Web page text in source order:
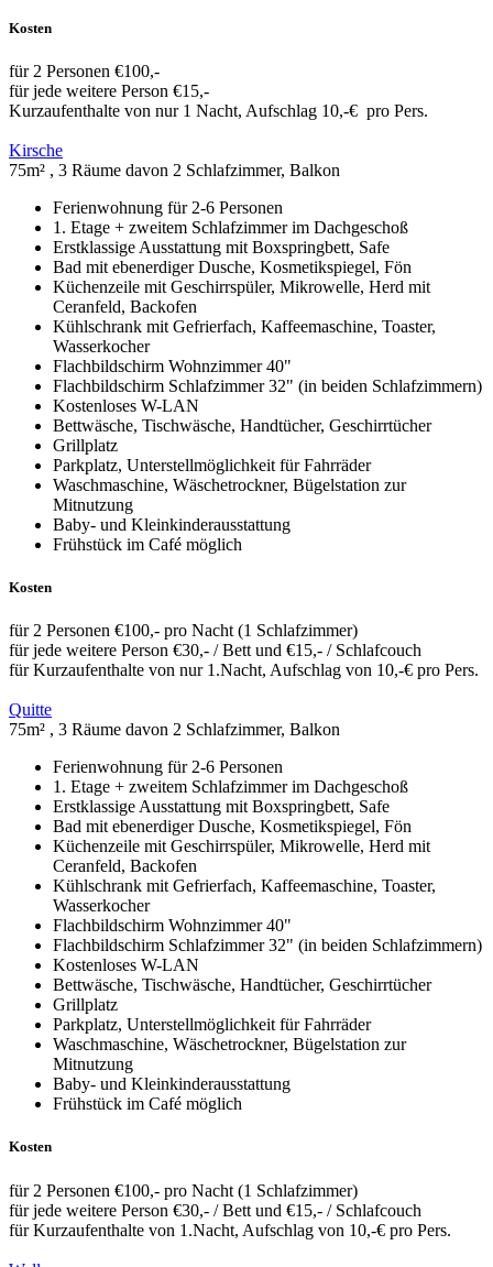
Kosten
für 2 Personen €100,-
für jede weitere Person €15,-
Kurzaufenthalte von nur 1 Nacht, Aufschlag 10,-€ pro Pers.
Kirsche
75m² , 3 Räume davon 2 Schlafzimmer, Balkon
Ferienwohnung für 2-6 Personen
1. Etage + zweitem Schlafzimmer im Dachgeschoß
Erstklassige Ausstattung mit Boxspringbett, Safe
Bad mit ebenerdiger Dusche, Kosmetikspiegel, Fön
Küchenzeile mit Geschirrspüler, Mikrowelle, Herd mit
Ceranfeld, Backofen
Kühlschrank mit Gefrierfach, Kaffeemaschine, Toaster,
Wasserkocher
Flachbildschirm Wohnzimmer 40"
Flachbildschirm Schlafzimmer 32" (in beiden Schlafzimmern)
Kostenloses W-LAN
Bettwäsche, Tischwäsche, Handtücher, Geschirrtücher
Grillplatz
Parkplatz, Unterstellmöglichkeit für Fahrräder
Waschmaschine, Wäschetrockner, Bügelstation zur
Mitnutzung
Baby- und Kleinkinderausstattung
Frühstück im Café möglich
Kosten
für 2 Personen €100,- pro Nacht (1 Schlafzimmer)
für jede weitere Person €30,- / Bett und €15,- / Schlafcouch
für Kurzaufenthalte von nur 1.Nacht, Aufschlag von 10,-€ pro Pers.
Quitte
75m² , 3 Räume davon 2 Schlafzimmer, Balkon
Ferienwohnung für 2-6 Personen
1. Etage + zweitem Schlafzimmer im Dachgeschoß
Erstklassige Ausstattung mit Boxspringbett, Safe
Bad mit ebenerdiger Dusche, Kosmetikspiegel, Fön
Küchenzeile mit Geschirrspüler, Mikrowelle, Herd mit
Ceranfeld, Backofen
Kühlschrank mit Gefrierfach, Kaffeemaschine, Toaster,
Wasserkocher
Flachbildschirm Wohnzimmer 40"
Flachbildschirm Schlafzimmer 32" (in beiden Schlafzimmern)
Kostenloses W-LAN
Bettwäsche, Tischwäsche, Handtücher, Geschirrtücher
Grillplatz
Parkplatz, Unterstellmöglichkeit für Fahrräder
Waschmaschine, Wäschetrockner, Bügelstation zur
Mitnutzung
Baby- und Kleinkinderausstattung
Frühstück im Café möglich
Kosten
für 2 Personen €100,- pro Nacht (1 Schlafzimmer)
für jede weitere Person €30,- / Bett und €15,- / Schlafcouch
für Kurzaufenthalte von 1.Nacht, Aufschlag von 10,-€ pro Pers.